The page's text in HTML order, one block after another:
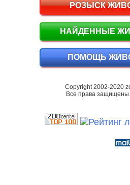
РОЗЫСК
НАЙДЕННЫЕ
ПОМОЩЬ
Copyright 2002-2020
Все права защищены